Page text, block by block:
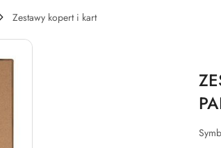
Zestawy kopert i kart